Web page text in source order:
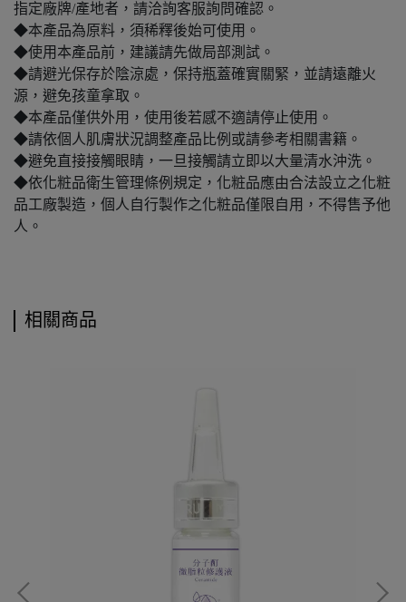
指定廠牌/產地者，請洽詢客服詢問確認。
◆本產品為原料，須稀釋後始可使用。
◆使用本產品前，建議請先做局部測試。
◆請避光保存於陰涼處，保持瓶蓋確實關緊，並請遠離火
源，避免孩童拿取。
◆本產品僅供外用，使用後若感不適請停止使用。
◆請依個人肌膚狀況調整產品比例或請參考相關書籍。
◆避免直接接觸眼睛，一旦接觸請立即以大量清水沖洗。
◆依化粧品衛生管理條例規定，化粧品應由合法設立之化粧
品工廠製造，個人自行製作之化粧品僅限自用，不得售予他
人。
相關商品